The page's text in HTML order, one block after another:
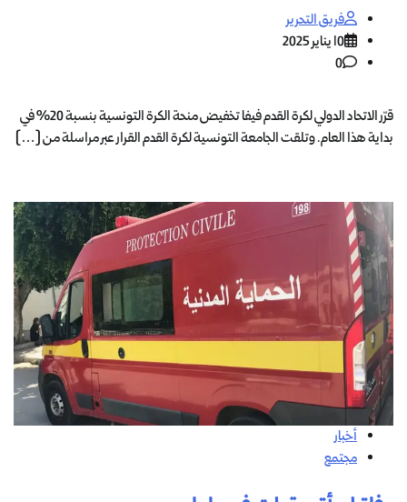
فريق التحرير
10 يناير 2025
0
قرّر الاتحاد الدولي لكرة القدم فيفا تخفيض منحة الكرة التونسية بنسبة 20% في
بداية هذا العام. وتلقت الجامعة التونسية لكرة القدم القرار عبر مراسلة من […]
أخبار
مجتمع